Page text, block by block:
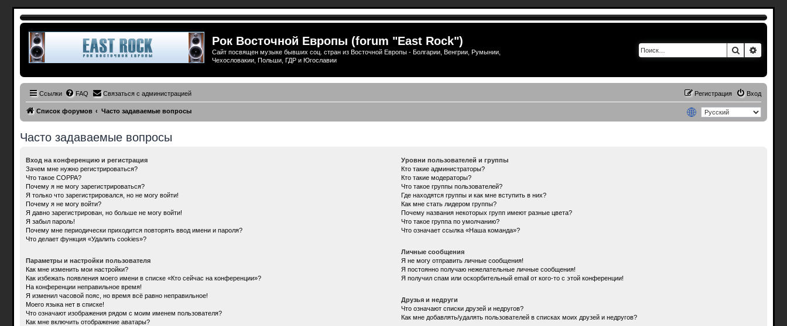
Рок Восточной Европы (forum "East Rock")
Сайт посвящен музыке бывших соц. стран из Восточной Европы - Болгарии, Венгрии, Румынии,
Чехословакии, Польши, ГДР и Югославии
Поиск
Ссылки FAQ Связаться с администрацией Вход
Регистрация
Список форумов Часто задаваемые вопросы
Часто задаваемые вопросы
Вход на конференцию и регистрация
Зачем мне нужно регистрироваться?
Что такое COPPA?
Почему я не могу зарегистрироваться?
Я только что зарегистрировался, но не могу войти!
Почему я не могу войти?
Я давно зарегистрирован, но больше не могу войти!
Я забыл пароль!
Почему мне периодически приходится повторять ввод имени и пароля?
Что делает функция «Удалить cookies»?
Параметры и настройки пользователя
Как мне изменить мои настройки?
Как избежать появления моего имени в списке «Кто сейчас на конференции»?
На конференции неправильное время!
Я изменил часовой пояс, но время всё равно неправильное!
Моего языка нет в списке!
Что означают изображения рядом с моим именем пользователя?
Как мне включить отображение аватары?
Уровни пользователей и группы
Кто такие администраторы?
Кто такие модераторы?
Что такое группы пользователей?
Где находятся группы и как мне вступить в них?
Как мне стать лидером группы?
Почему названия некоторых групп имеют разные цвета?
Что такое группа по умолчанию?
Что означает ссылка «Наша команда»?
Личные сообщения
Я не могу отправить личные сообщения!
Я постоянно получаю нежелательные личные сообщения!
Я получил спам или оскорбительный email от кого-то с этой конференции!
Друзья и недруги
Что означают списки друзей и недругов?
Как мне добавлять/удалять пользователей в списках моих друзей и недругов?